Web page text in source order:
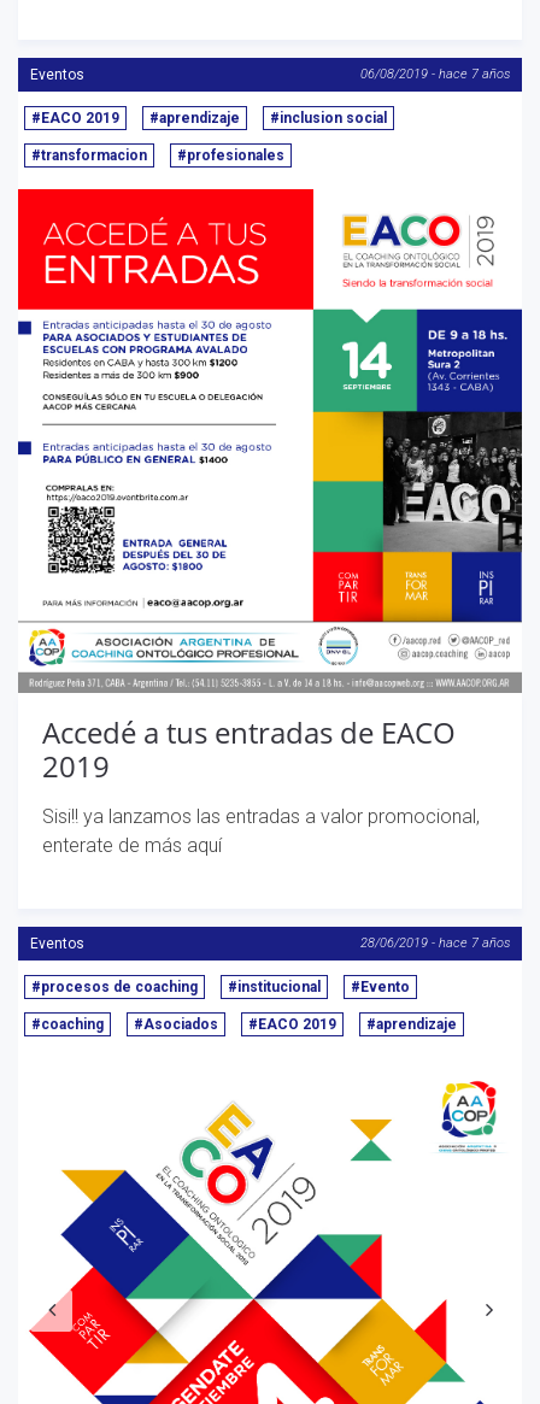
Eventos 06/08/2019 - hace 7 años
#EACO 2019 #aprendizaje #inclusion social
#transformacion #profesionales
Accedé a tus entradas de EACO
2019
Sisi!! ya lanzamos las entradas a valor promocional,
enterate de más aquí
Eventos 28/06/2019 - hace 7 años
#procesos de coaching #institucional #Evento
#coaching #Asociados #EACO 2019 #aprendizaje